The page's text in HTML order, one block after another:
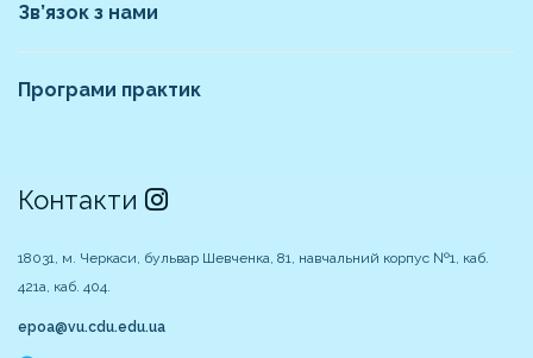
Зв’язок з нами
Програми практик
Контакти
18031, м. Черкаси, бульвар Шевченка, 81, навчальний корпус №1, каб.
421а, каб. 404.
epoa@vu.cdu.edu.ua